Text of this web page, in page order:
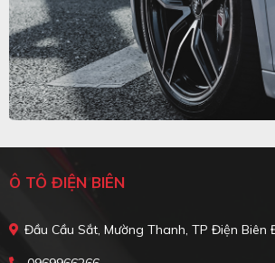
Ô TÔ ĐIỆN BIÊN
Đầu Cầu Sắt, Mường Thanh, TP Điện Biên